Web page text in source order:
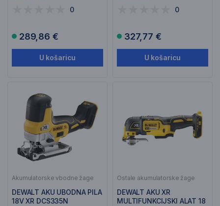
0
289,86 €
U košaricu
0
327,77 €
U košaricu
Akumulatorske vbodne žage
DEWALT AKU UBODNA PILA
18V XR DCS335N
Ostale akumulatorske žage
DEWALT AKU XR
MULTIFUNKCIJSKI ALAT 18